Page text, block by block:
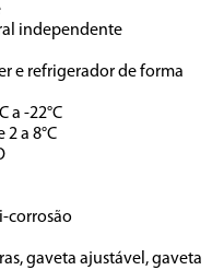
independente
e refrigerador de forma
a -22°C
a 8°C
corrosão
gaveta ajustável, gaveta